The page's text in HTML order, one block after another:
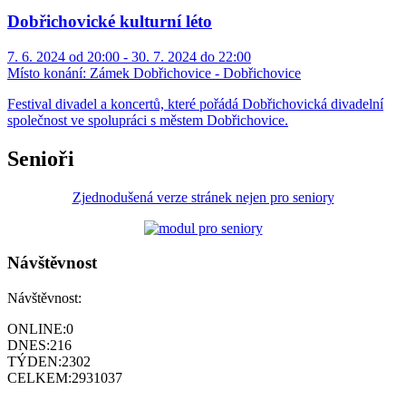
Dobřichovické kulturní léto
7. 6. 2024 od 20:00 - 30. 7. 2024 do 22:00
Místo konání: Zámek Dobřichovice - Dobřichovice
Festival divadel a koncertů, které pořádá Dobřichovická divadelní
společnost ve spolupráci s městem Dobřichovice.
Senioři
Zjednodušená verze stránek nejen pro seniory
Návštěvnost
Návštěvnost:
ONLINE:0
DNES:216
TÝDEN:2302
CELKEM:2931037